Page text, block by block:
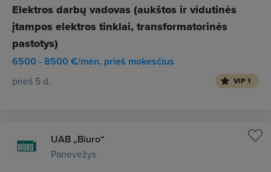
Elektros darbų vadovas (aukštos ir vidutinės
įtampos elektros tinklai, transformatorinės
pastotys)
6500 - 8500 €/mėn. prieš mokesčius
prieš 5 d. VIP 1
UAB „Biuro“
Panevėžys